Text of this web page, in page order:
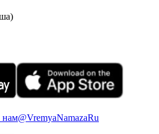
)
нам@VremyaNamazaRu